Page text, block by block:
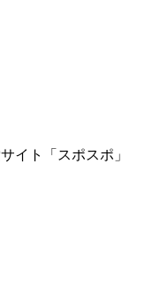
イト「スポスポ」